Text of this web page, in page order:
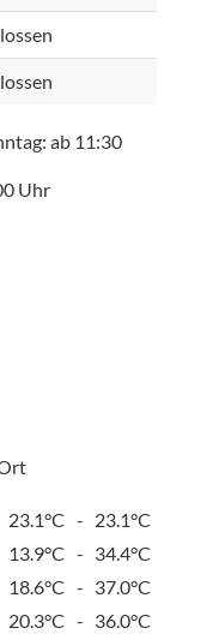
ab 11:30
Uhr
23.1°C - 23.1°C
13.9°C - 34.4°C
18.6°C - 37.0°C
20.3°C - 36.0°C